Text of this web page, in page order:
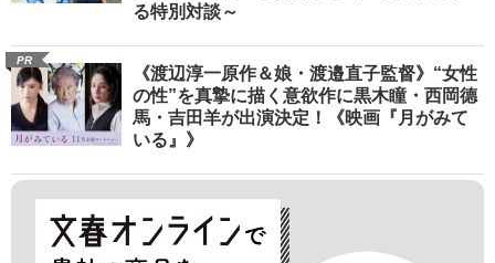
る特別対談～
PR
《渡辺淳一原作＆娘・渡邉直子監督》“女性
の性”を真摯に描く意欲作に黒木瞳・西岡德
馬・吉田羊が出演決定！《映画『月がみて
いる』》